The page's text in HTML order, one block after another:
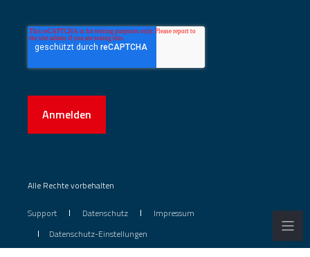
Anmelden
Alle Rechte vorbehalten
Support Datenschutz
Impressum
Datenschutz-Einstellungen